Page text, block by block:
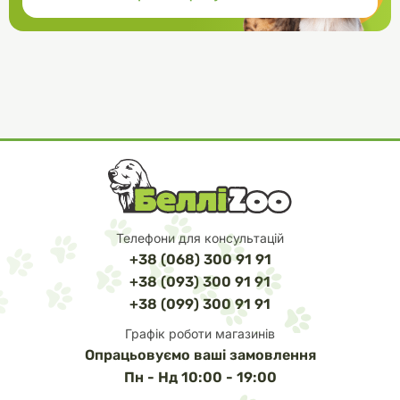
Поживні речовини: сирий протеїн – 11 %, сирий жир – 5 %,
Енергетична цінність (калорійність) 100 g (г) корму: 430,66
kJ (кДж) (102,93 kcal (ккал)).
Телефони для консультацій
+38 (068) 300 91 91
+38 (093) 300 91 91
+38 (099) 300 91 91
Графік роботи магазинів
Опрацьовуємо ваші замовлення
Пн - Нд 10:00 - 19:00